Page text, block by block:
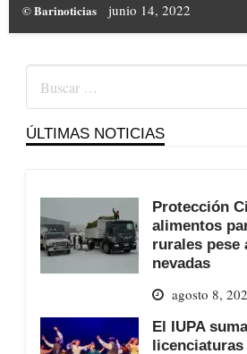
© Barinoticias junio 14, 2022
ÚLTIMAS NOTICIAS
Protección
alimentos
rurales pese
nevadas
agosto 8,
El IUPA